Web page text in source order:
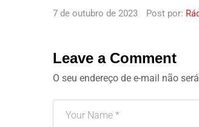
7 de outubro de 2023 Post por:
Leave a Comment
O seu endereço de e-mail não